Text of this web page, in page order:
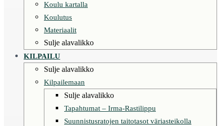
Koulu kartalla
Koulutus
Materiaalit
Sulje alavalikko
KILPAILU
Sulje alavalikko
Kilpailemaan
Sulje alavalikko
Tapahtumat – Irma-Rastilippu
Suunnistusratojen taitotasot väriasteikolla